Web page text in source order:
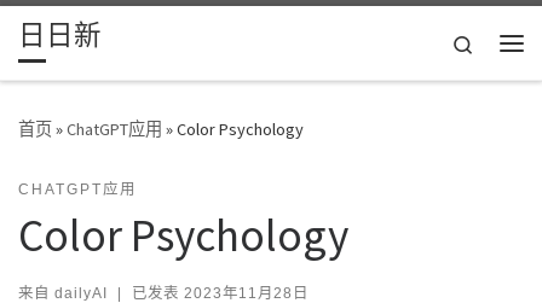
Skip to content
日日新
Search
首页»ChatGPT应用 »Color Psychology
CHATGPT应用
Color Psychology
来自 dailyAI | 已发表 2023年11月28日